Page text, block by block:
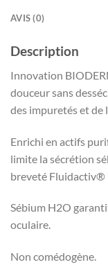
AVIS (0)
Description
Innovation
douceur sans
des impuretés et de
Enrichi en actifs
limite la sécrétion
breveté Fluidactiv®
Sébium H2O
oculaire.
Non comédogène.